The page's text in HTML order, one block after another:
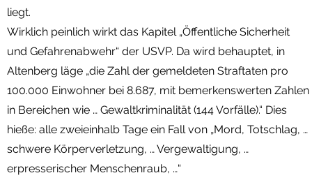
liegt.
Wirklich peinlich wirkt das Kapitel „Öffentliche Sicherheit
und Gefahrenabwehr“ der USVP. Da wird behauptet, in
Altenberg läge „die Zahl der gemeldeten Straftaten pro
100.000 Einwohner bei 8.687, mit bemerkenswerten Zahlen
in Bereichen wie … Gewaltkriminalität (144 Vorfälle).“ Dies
hieße: alle zweieinhalb Tage ein Fall von „Mord, Totschlag, …
schwere Körperverletzung, … Vergewaltigung, …
erpresserischer Menschenraub, …“